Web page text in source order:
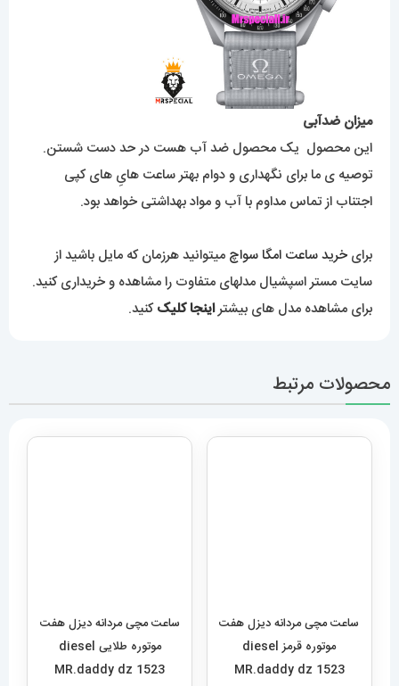
میزان ضدآبی
این محصول یک محصول ضد آب هست در حد دست شستن.
توصیه ی ما برای نگهداری و دوام بهتر ساعت هایِ های کپی
اجتناب از تماس مداوم با آب و مواد بهداشتی خواهد بود.
برای خرید ساعت امگا سواچ میتوانید هرزمان که مایل باشید از
سایت مستر اسپشیال مدلهای متفاوت را مشاهده و خریداری کنید.
برای مشاهده مدل های بیشتراینجا کلیککنید.
محصولات مرتبط
12,989,000 تومان
اطلاعات بیشتر
افزودن به سبد خرید